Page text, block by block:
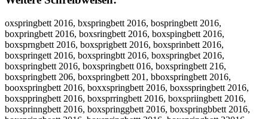
oxspringbett 2016, bxspringbett 2016, bospringbett 2016,
boxpringbett 2016, boxsringbett 2016, boxspingbett 2016,
boxsprngbett 2016, boxsprigbett 2016, boxsprinbett 2016,
boxspringett 2016, boxspringbtt 2016, boxspringbet 2016,
boxspringbett 2016, boxspringbett 016, boxspringbett 216,
boxspringbett 206, boxspringbett 201, bboxspringbett 2016,
booxspringbett 2016, boxxspringbett 2016, boxsspringbett 2016,
boxsppringbett 2016, boxsprringbett 2016, boxspriingbett 2016,
boxsprinngbett 2016, boxspringgbett 2016, boxspringbbett 2016,